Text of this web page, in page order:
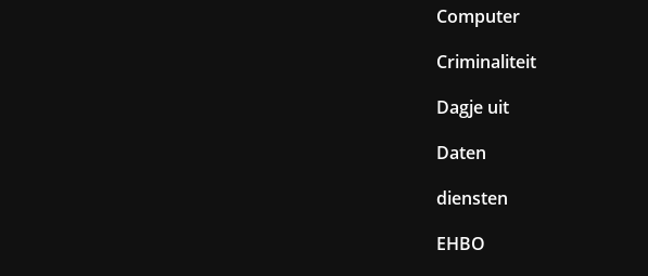
Computer
Criminaliteit
Dagje uit
Daten
diensten
EHBO